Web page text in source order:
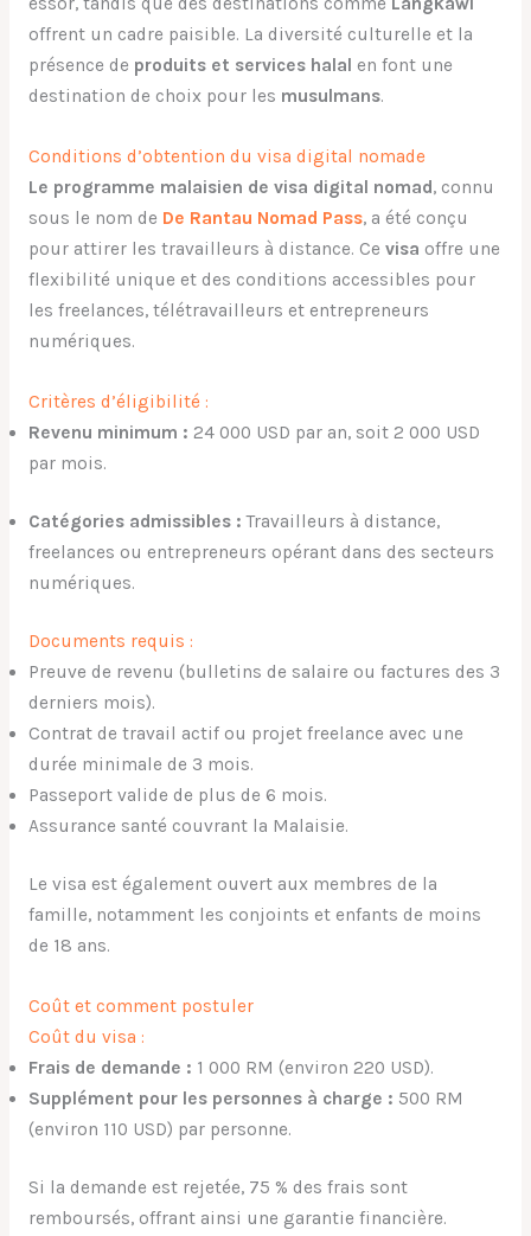
offrent un cadre paisible. La diversité culturelle et la
présence de produits et services halal en font une
destination de choix pour les musulmans.
Conditions d’obtention du visa digital nomade
Le programme malaisien de visa digital nomad, connu
sous le nom de De Rantau Nomad Pass, a été conçu
pour attirer les travailleurs à distance. Ce visa offre une
flexibilité unique et des conditions accessibles pour
les freelances, télétravailleurs et entrepreneurs
numériques.
Critères d’éligibilité :
Revenu minimum : 24 000 USD par an, soit 2 000 USD
par mois.
Catégories admissibles : Travailleurs à distance,
freelances ou entrepreneurs opérant dans des secteurs
numériques.
Documents requis :
Preuve de revenu (bulletins de salaire ou factures des 3
derniers mois).
Contrat de travail actif ou projet freelance avec une
durée minimale de 3 mois.
Passeport valide de plus de 6 mois.
Assurance santé couvrant la Malaisie.
Le visa est également ouvert aux membres de la
famille, notamment les conjoints et enfants de moins
de 18 ans.
Coût et comment postuler
Coût du visa :
Frais de demande : 1 000 RM (environ 220 USD).
Supplément pour les personnes à charge : 500 RM
(environ 110 USD) par personne.
Si la demande est rejetée, 75 % des frais sont
remboursés, offrant ainsi une garantie financière.